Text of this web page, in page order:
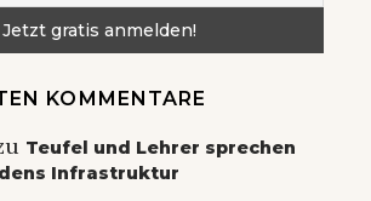
KOMMENTARE
Teufel und Lehrer sprechen
Infrastruktur